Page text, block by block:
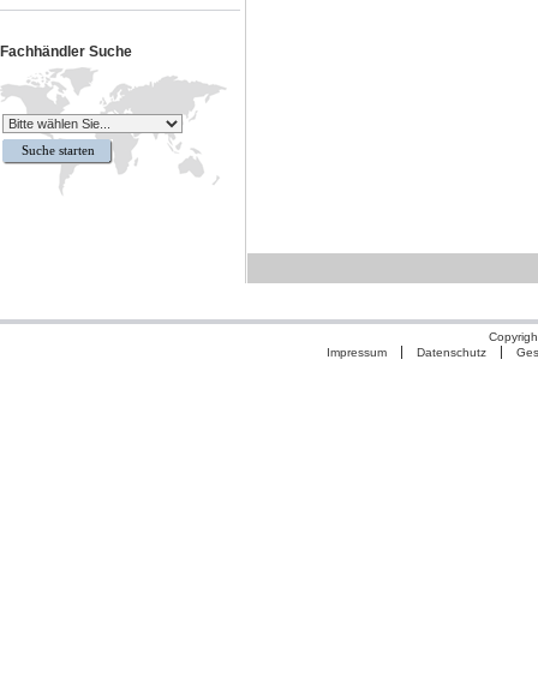
Fachhändler Suche
Impressum
Datenschutz